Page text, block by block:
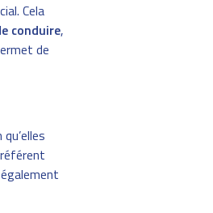
Cela
conduire,
de